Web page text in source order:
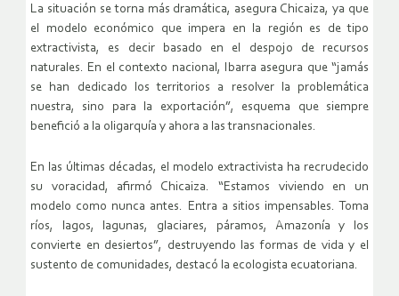
La situación se torna más dramática, asegura Chicaiza, ya que
el modelo económico que impera en la región es de tipo
extractivista, es decir basado en el despojo de recursos
naturales. En el contexto nacional, Ibarra asegura que “jamás
se han dedicado los territorios a resolver la problemática
nuestra, sino para la exportación”, esquema que siempre
benefició a la oligarquía y ahora a las transnacionales.
En las últimas décadas, el modelo extractivista ha recrudecido
su voracidad, afirmó Chicaiza. “Estamos viviendo en un
modelo como nunca antes. Entra a sitios impensables. Toma
ríos, lagos, lagunas, glaciares, páramos, Amazonía y los
convierte en desiertos”, destruyendo las formas de vida y el
sustento de comunidades, destacó la ecologista ecuatoriana.